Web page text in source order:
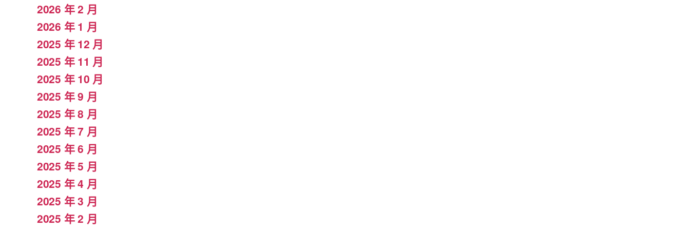
2026 年 2 月
2026 年 1 月
2025 年 12 月
2025 年 11 月
2025 年 10 月
2025 年 9 月
2025 年 8 月
2025 年 7 月
2025 年 6 月
2025 年 5 月
2025 年 4 月
2025 年 3 月
2025 年 2 月